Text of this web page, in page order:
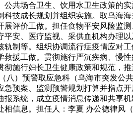
共场合卫生、饮用水卫生政策的
技成长规划并组织实施。取乌海
评价工做。担任食物平安风险监
安、医疗监视、采供血机构办理
制等。组织协调流行症疫情应对
援工做。贯彻施行严沉疾病、慢
施行妇长卫生健康政策和规范，
）预警取应急科（乌海市突发公
预案、监测预警规划打算并指点
系统，成立疫情消息传递和共享
信息。担任人：李夏 办公德律